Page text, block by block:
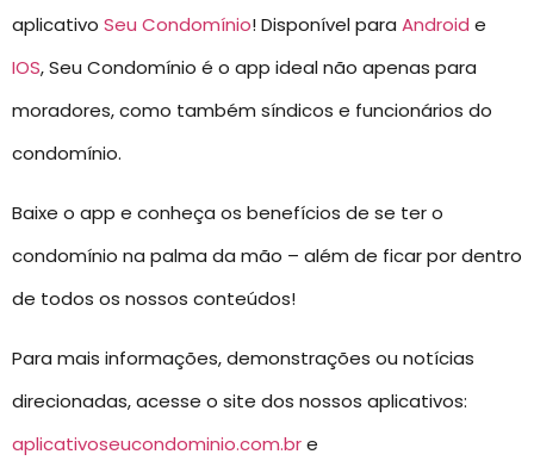
aplicativo Seu Condomínio! Disponível para Android e
IOS, Seu Condomínio é o app ideal não apenas para
moradores, como também síndicos e funcionários do
condomínio.
Baixe o app e conheça os benefícios de se ter o
condomínio na palma da mão – além de ficar por dentro
de todos os nossos conteúdos!
Para mais informações, demonstrações ou notícias
direcionadas, acesse o site dos nossos aplicativos:
aplicativoseucondominio.com.bre